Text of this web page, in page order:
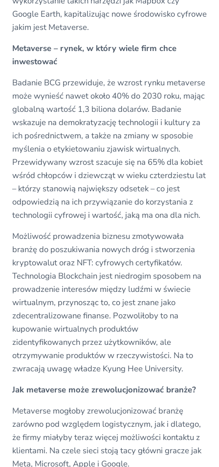
Google Earth, kapitalizując nowe środowisko cyfrowe
jakim jest Metaverse.
Metaverse – rynek, w który wiele firm chce
inwestować
Badanie BCG przewiduje, że wzrost rynku metaverse
może wynieść nawet około 40% do 2030 roku, mając
globalną wartość 1,3 biliona dolarów. Badanie
wskazuje na demokratyzację technologii i kultury za
ich pośrednictwem, a także na zmiany w sposobie
myślenia o etykietowaniu zjawisk wirtualnych.
Przewidywany wzrost szacuje się na 65% dla kobiet
wśród chłopców i dziewcząt w wieku czterdziestu lat
– którzy stanowią największy odsetek – co jest
odpowiedzią na ich przywiązanie do korzystania z
technologii cyfrowej i wartość, jaką ma ona dla nich.
Możliwość prowadzenia biznesu zmotywowała
branżę do poszukiwania nowych dróg i stworzenia
kryptowalut oraz NFT: cyfrowych certyfikatów.
Technologia Blockchain jest niedrogim sposobem na
prowadzenie interesów między ludźmi w świecie
wirtualnym, przynosząc to, co jest znane jako
zdecentralizowane finanse. Pozwoliłoby to na
kupowanie wirtualnych produktów
zidentyfikowanych przez użytkowników, ale
otrzymywanie produktów w rzeczywistości. Na to
zwracają uwagę władze Kyung Hee University.
Jak metaverse może zrewolucjonizować branże?
Metaverse mogłoby zrewolucjonizować branżę
zarówno pod względem logistycznym, jak i dlatego,
że firmy miałyby teraz więcej możliwości kontaktu z
klientami. Na czele sieci stoją tacy główni gracze jak
Meta, Microsoft, Apple i Google.